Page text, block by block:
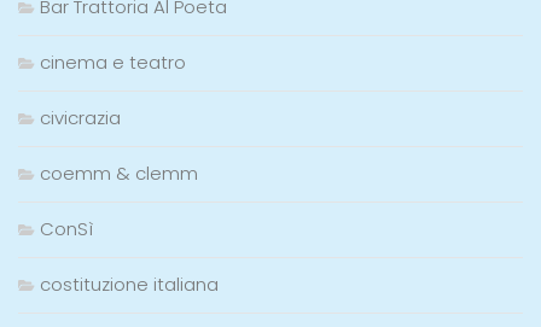
Bar Trattoria Al Poeta
cinema e teatro
civicrazia
coemm & clemm
ConSì
costituzione italiana